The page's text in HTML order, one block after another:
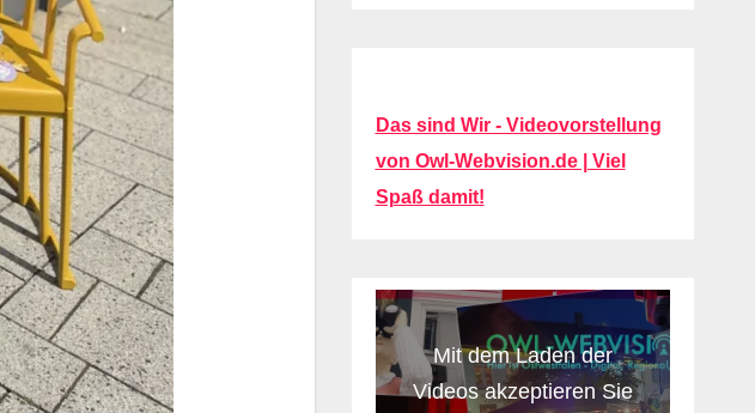
Das sind Wir - Videovorstellung
von Owl-Webvision.de | Viel
Spaß damit!
Mit dem Laden der
Videos akzeptieren Sie